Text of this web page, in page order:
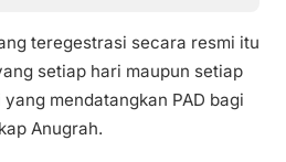
teregestrasi secara resmi itu
setiap hari maupun setiap
mendatangkan PAD bagi
Anugrah.